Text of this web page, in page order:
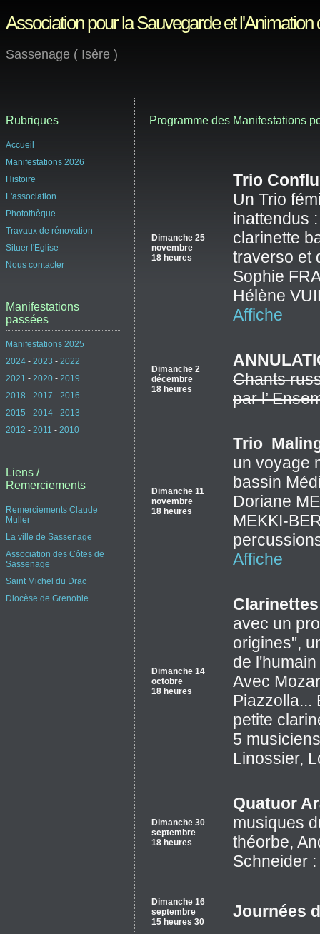
Association pour la Sauvegarde et
Sassenage ( Isère )
Programme des Manifestations
Dimanche 25
novembre
18 heures
Trio
Un Trio
inattendus
clarinette
traverso et
Sophie
Hélène
Affiche
Dimanche 2
décembre
18 heures
Chants
par l’
Dimanche 11
novembre
18 heures
Trio
un voyage
bassin
Doriane
MEKKI-
Affiche
Dimanche 14
octobre
18 heures
avec un
origines",
de l'humain
Avec
Piazzolla...
petite
5
Linossier,
Dimanche 30
septembre
18 heures
Quatuor
musiques
théorbe,
Schneider
Dimanche 16
septembre
15 heures 30
Journées
Rubriques
Accueil
Manifestations 2026
Histoire
L'association
Photothèque
Travaux de rénovation
Situer l'Eglise
Nous contacter
Manifestations
passées
Manifestations 2025
2024 - 2023 - 2022
2021 - 2020 - 2019
2018 - 2017 - 2016
2015 - 2014 - 2013
2012 - 2011 - 2010
Liens /
Remerciements
Remerciements Claude
Muller
La ville de Sassenage
Association des Côtes de
Sassenage
Saint Michel du Drac
Diocèse de Grenoble